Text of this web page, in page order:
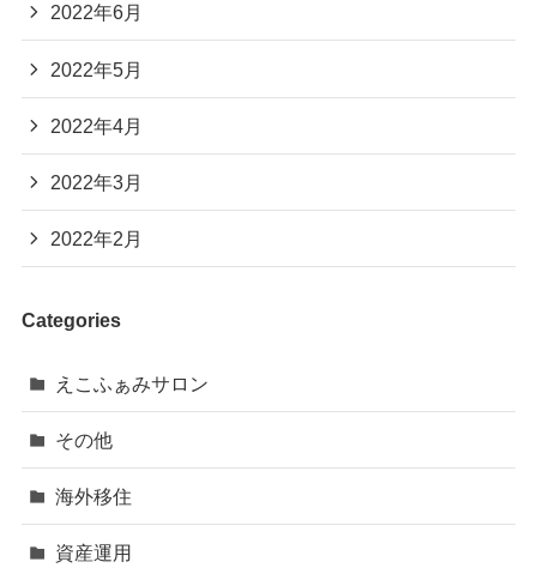
2022年6月
2022年5月
2022年4月
2022年3月
2022年2月
Categories
えこふぁみサロン
その他
海外移住
資産運用